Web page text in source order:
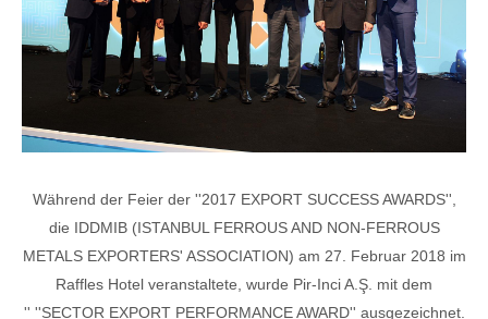
Während der Feier der ''2017 EXPORT SUCCESS AWARDS'',
die IDDMIB (ISTANBUL FERROUS AND NON-FERROUS
METALS EXPORTERS' ASSOCIATION) am 27. Februar 2018 im
Raffles Hotel veranstaltete, wurde Pir-Inci A.Ş. mit dem
'' ''SECTOR EXPORT PERFORMANCE AWARD'' ausgezeichnet.